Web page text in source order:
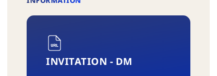
INVITATION - DM